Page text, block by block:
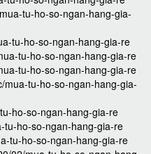
tu-ho-so-ngan-hang-gia-
tu-ho-so-ngan-hang-gia-re
tu-ho-so-ngan-hang-gia-re
tu-ho-so-ngan-hang-gia-re
mua-tu-ho-so-ngan-hang-gia-
ho-so-ngan-hang-gia-re
tu-ho-so-ngan-hang-gia-re
tu-ho-so-ngan-hang-gia-re